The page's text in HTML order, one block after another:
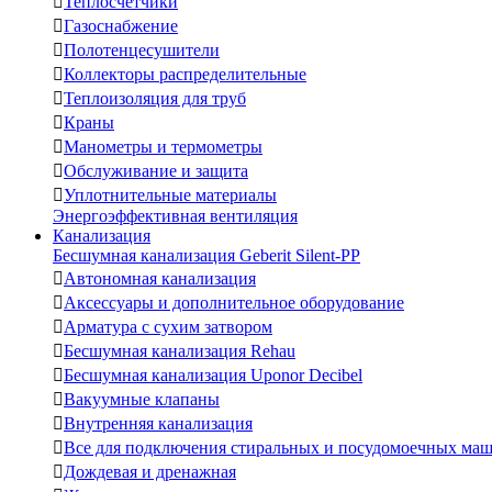
Газоснабжение
Полотенцесушители
Коллекторы распределительные
Теплоизоляция для труб
Краны
Манометры и термометры
Обслуживание и защита
Уплотнительные материалы
Энергоэффективная вентиляция
Канализация
Бесшумная канализация Geberit Silent-PP
Автономная канализация
Аксессуары и дополнительное оборудование
Арматура с сухим затвором
Бесшумная канализация Rehau
Бесшумная канализация Uponor Decibel
Вакуумные клапаны
Внутренняя канализация
Все для подключения стиральных и посудомоечных
Дождевая и дренажная